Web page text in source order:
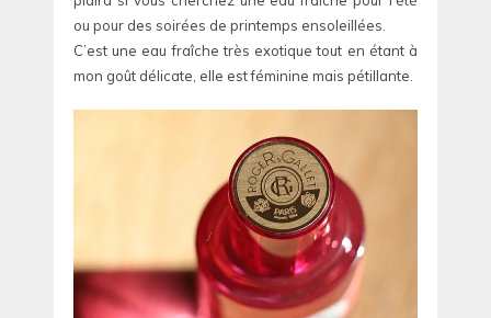
ou pour des soirées de printemps ensoleillées.
C’est une eau fraîche très exotique tout en étant à
mon goût délicate, elle est féminine mais pétillante.